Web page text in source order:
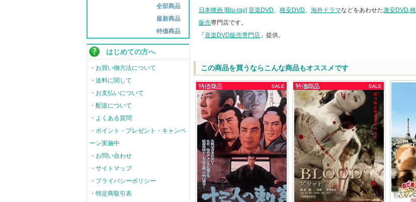
全部商品
最新商品
特価商品
はじめての方へ
・お買い物方法について
・送料に関して
・お支払いについて
・配送について
・よくある質問
・ポイント・プレゼント・キャンペ
ーン実施中
・お問い合わせ
・サイトマップ
・プライバシーポリシー
・特定商取引表
日本映画 [Blu-ray] 音楽DVD、 格安DVD、 海外ドラマなどをあわせた激安DVD,
販売専門店です。
「 音楽DVD販売専門店 」提供。
この商品を買うならこんな商品もオススメです